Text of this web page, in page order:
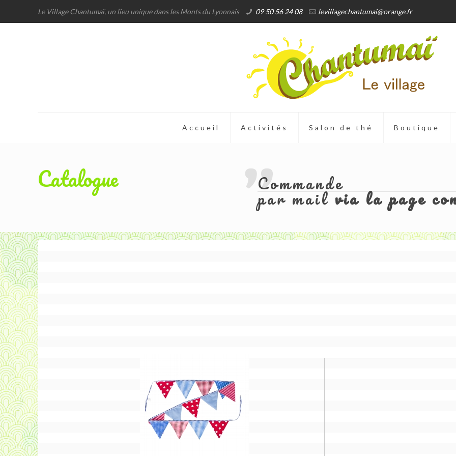
Le Village Chantumaï, un lieu unique dans les Monts du Lyonnais 09 50 56 24 08 levillagechantumai@orange.fr
Accueil Activités Salon de thé Boutique
Catalogue Commande
par mailvia la page